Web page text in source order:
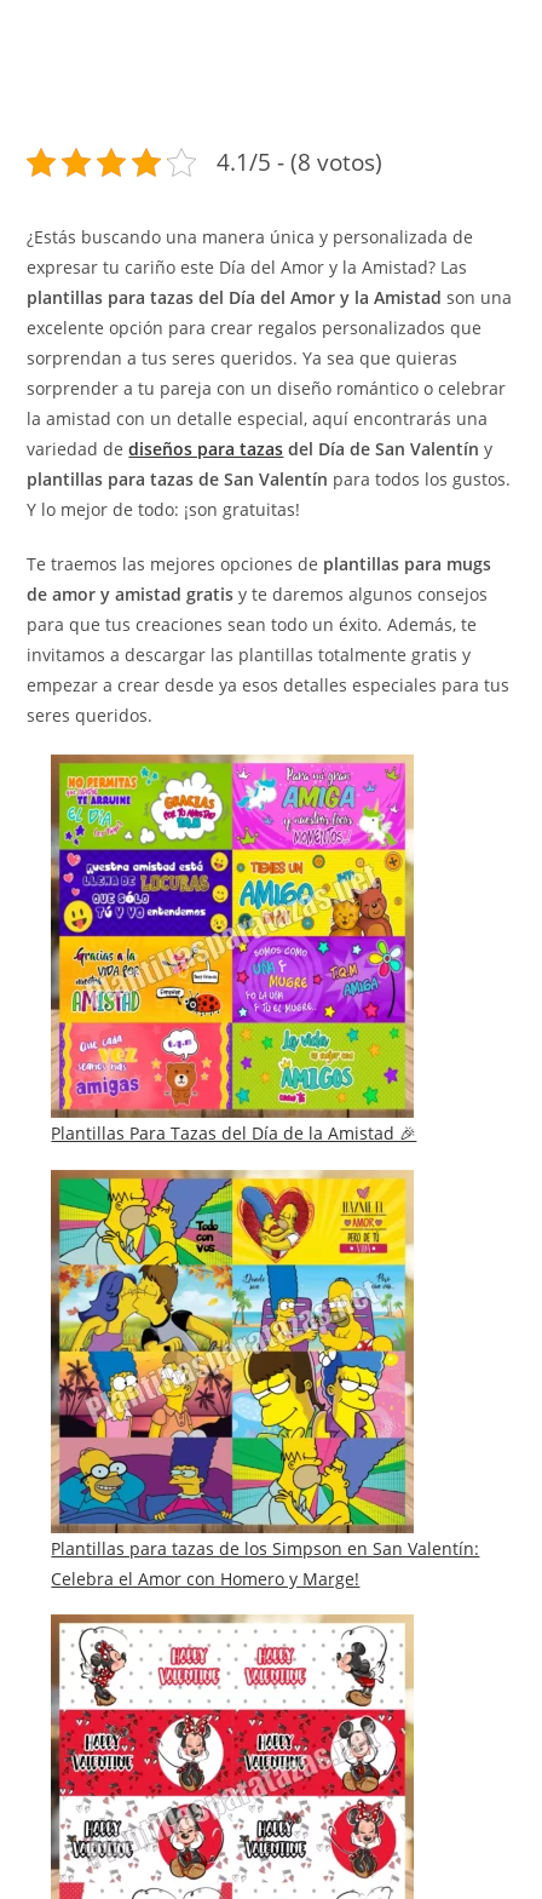
4.1/5 - (8 votos)
¿Estás buscando una manera única y personalizada de
expresar tu cariño este Día del Amor y la Amistad? Las
plantillas para tazas del Día del Amor y la Amistad son una
excelente opción para crear regalos personalizados que
sorprendan a tus seres queridos. Ya sea que quieras
sorprender a tu pareja con un diseño romántico o celebrar
la amistad con un detalle especial, aquí encontrarás una
variedad dediseños para tazas del Día de San Valentín y
plantillas para tazas de San Valentín para todos los gustos.
Y lo mejor de todo: ¡son gratuitas!
Te traemos las mejores opciones de plantillas para mugs
de amor y amistad gratis y te daremos algunos consejos
para que tus creaciones sean todo un éxito. Además, te
invitamos a descargar las plantillas totalmente gratis y
empezar a crear desde ya esos detalles especiales para tus
seres queridos.
Plantillas Para Tazas del Día de la Amistad 🎉
Plantillas para tazas de los Simpson en San Valentín:
Celebra el Amor con Homero y Marge!